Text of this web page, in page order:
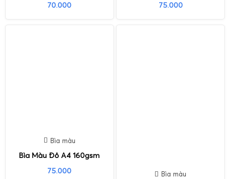
70.000
75.000
Bìa màu
Bìa Màu Đỏ A4 160gsm
75.000
Bìa màu